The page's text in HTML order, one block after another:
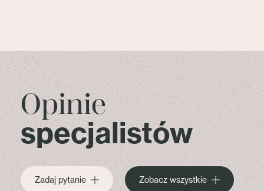
Opinie
specjalistów
Zadaj pytanie Zobacz wszystkie